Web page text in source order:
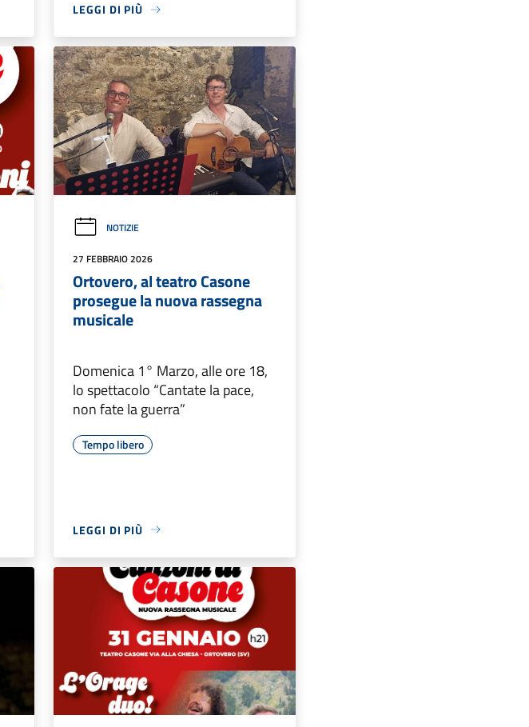
LEGGI DI PIÙ
NOTIZIE
27 FEBBRAIO 2026
Ortovero, al teatro Casone
prosegue la nuova rassegna
musicale
Domenica 1° Marzo, alle ore 18,
lo spettacolo “Cantate la pace,
non fate la guerra”
Tempo libero
LEGGI DI PIÙ